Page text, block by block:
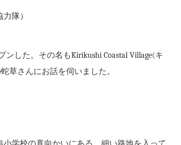
隊）
した。その名もKirikushi Coastal Village(キ
草さんにお話を伺いました。